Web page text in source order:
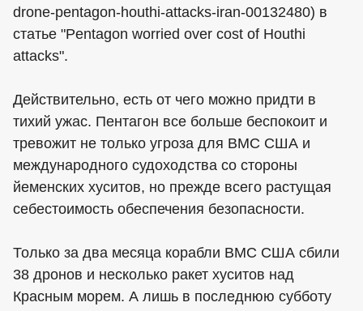
drone-pentagon-houthi-attacks-iran-00132480) в
статье "Pentagon worried over cost of Houthi
attacks".
Действительно, есть от чего можно придти в
тихий ужас. Пентагон все больше беспокоит и
тревожит не только угроза для ВМС США и
международного судоходства со стороны
йеменских хуситов, но прежде всего растущая
себестоимость обеспечения безопасности.
Только за два месяца корабли ВМС США сбили
38 дронов и несколько ракет хуситов над
Красным морем. А лишь в последнюю субботу